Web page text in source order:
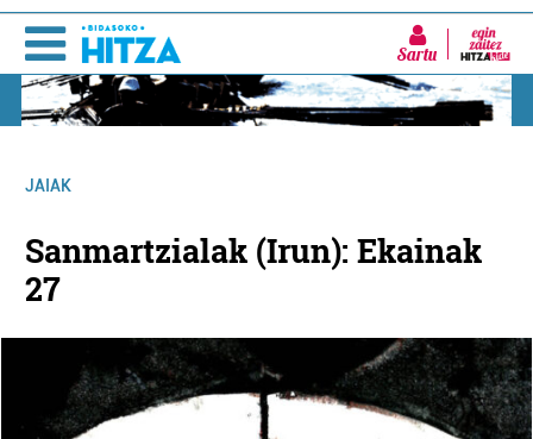
Sartu
JAIAK
Sanmartzialak (Irun): Ekainak
27